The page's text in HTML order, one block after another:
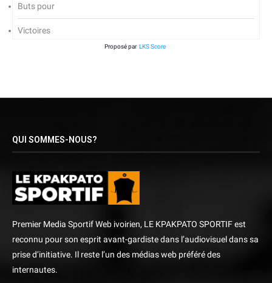
Buts pour
Victoires
Proposé par LKS Score
QUI SOMMES-NOUS?
Premier Media Sportif Web ivoirien, LE KPAKPATO SPORTIF est
reconnu pour son esprit avant-gardiste dans l’audiovisuel dans sa
prise d’initiative. Il reste l’un des médias web préféré des
internautes.